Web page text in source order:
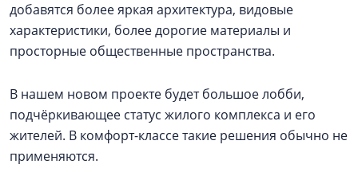
добавятся более яркая архитектура, видовые
характеристики, более дорогие материалы и
просторные общественные пространства.
В нашем новом проекте будет большое лобби,
подчёркивающее статус жилого комплекса и его
жителей. В комфорт-классе такие решения обычно не
применяются.